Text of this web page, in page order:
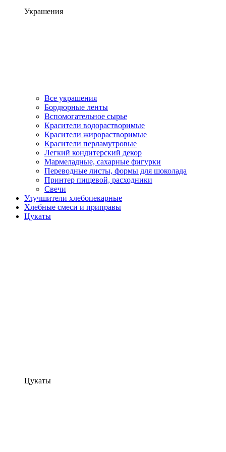
Украшения
Все украшения
Бордюрные ленты
Вспомогательное сырье
Красители водорастворимые
Красители жирорастворимые
Красители перламутровые
Легкий кондитерский декор
Мармеладные, сахарные фигурки
Переводные листы, формы для шоколада
Принтер пищевой, расходники
Свечи
Улучшители хлебопекарные
Хлебные смеси и приправы
Цукаты
Цукаты